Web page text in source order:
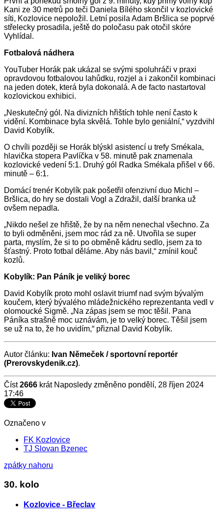
Kani ze 30 metrů po teči Daniela Bílého skončil v kozlovické
síti, Kozlovice nepoložil. Letní posila Adam Bršlica se poprvé
střelecky prosadila, ještě do poločasu pak otočil skóre
Vyhlídal.
Fotbalová nádhera
YouTuber Horák pak ukázal se svými spoluhráči v praxi
opravdovou fotbalovou lahůdku, rozjel a i zakončil kombinaci
na jeden dotek, která byla dokonalá. A de facto nastartoval
kozlovickou exhibici.
„Neskutečný gól. Na divizních hřištích tohle není často k
vidění. Kombinace byla skvělá. Tohle bylo geniální,“ vyzdvihl
David Kobylík.
O chvíli později se Horák blýskl asistencí u trefy Smékala,
hlavička stopera Pavlíčka v 58. minutě pak znamenala
kozlovické vedení 5:1. Druhý gól Radka Smékala přišel v 66.
minutě – 6:1.
Domácí trenér Kobylík pak pošetřil ofenzivní duo Michl –
Bršlica, do hry se dostali Vogl a Zdražil, další branka už
ovšem nepadla.
„Nikdo nešel ze hřiště, že by na něm nenechal všechno. Za
to byli odměněni, jsem moc rád za ně. Utvořila se super
parta, myslím, že si to po obměně kádru sedlo, jsem za to
šťastný. Proto fotbal děláme. Aby nás bavil,“ zmínil kouč
kozlů.
Kobylík: Pan Páník je veliký borec
David Kobylík proto mohl oslavit triumf nad svým bývalým
koučem, který bývalého mládežnického reprezentanta vedl v
olomoucké Sigmě. „Na zápas jsem se moc těšil. Pana
Páníka strašně moc uznávám, je to velký borec. Těšil jsem
se už na to, že ho uvidím,“ přiznal David Kobylík.
Autor článku: Ivan Němeček / sportovní reportér
(Prerovskydenik.cz).
Číst2666 krát Naposledy změněno pondělí, 28 říjen 2024
17:46
Označeno v
FK Kozlovice
TJ Slovan Bzenec
zpátky nahoru
30. kolo
Kozlovice - Břeclav